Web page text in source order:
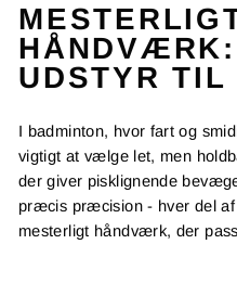
UDSTYR TIL
I badminton, hvor fart og
vigtigt at vælge let, men
der giver pisklignende
præcis præcision - hver del
mesterligt håndværk, der